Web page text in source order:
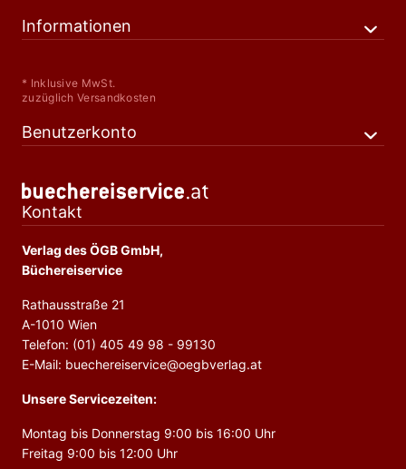
Informationen
* Inklusive MwSt.
zuzüglich Versandkosten
Benutzerkonto
Kontakt
Verlag des ÖGB GmbH,
Büchereiservice
Rathausstraße 21
A-1010 Wien
Telefon: (01) 405 49 98 - 99130
E-Mail: buechereiservice@oegbverlag.at
Unsere Servicezeiten:
Montag bis Donnerstag 9:00 bis 16:00 Uhr
Freitag 9:00 bis 12:00 Uhr